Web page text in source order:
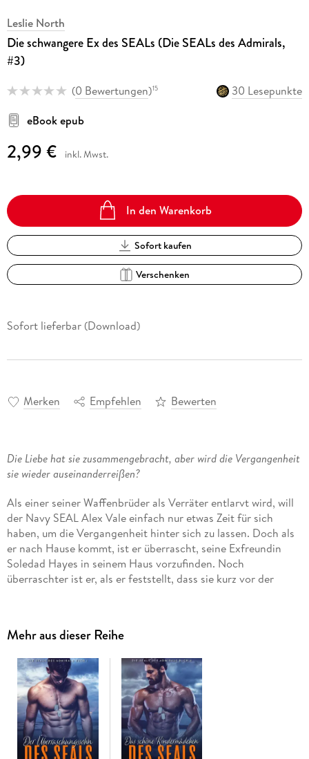
Leslie North
Die schwangere Ex des SEALs (Die SEALs des Admirals,
#3)
(0 Bewertungen)15
30 Lesepunkte
eBook epub
2,99 € inkl. Mwst.
In den Warenkorb
Sofort kaufen
Verschenken
Sofort lieferbar (Download)
Merken Empfehlen Bewerten
Die Liebe hat sie zusammengebracht, aber wird die Vergangenheit
sie wieder auseinanderreißen?
Als einer seiner Waffenbrüder als Verräter entlarvt wird, will
der Navy SEAL Alex Vale einfach nur etwas Zeit für sich
haben, um die Vergangenheit hinter sich zu lassen. Doch als
er nach Hause kommt, ist er überrascht, seine Exfreundin
Soledad Hayes in seinem Haus vorzufinden. Noch
überraschter ist er, als er feststellt, dass sie kurz vor der
nachdem Soledad und ihr Baby aus dem Krankenhaus
Teamkollege auf einem Rachefeldzug ist. Und er erkennt,
dass der sicherste Ort für Soledad und Luke so weit wie
möglich von ihm entfernt ist. Aber wird sie ihm jemals
verzeihen, dass er sie fortgeschickt hat?
Soledad ist in der Überzeugung aufgewachsen, dass die
Mehr aus dieser Reihe